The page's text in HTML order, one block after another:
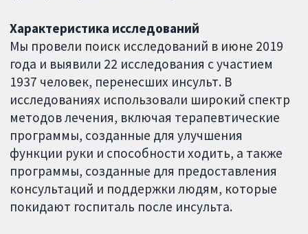
Характеристика исследований
Мы провели поиск исследований в июне 2019
года и выявили 22 исследования с участием
1937 человек, перенесших инсульт. В
исследованиях использовали широкий спектр
методов лечения, включая терапевтические
программы, созданные для улучшения
функции руки и способности ходить, а также
программы, созданные для предоставления
консультаций и поддержки людям, которые
покидают госпиталь после инсульта.